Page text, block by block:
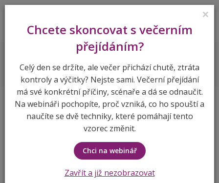
Lenka Vymlátilová
Recepty Slaný dýňový koláč
×
Chcete skoncovat s večerním
přejídáním?
Celý den se držíte, ale večer přichází chutě, ztráta
kontroly a výčitky? Nejste sami. Večerní přejídání
má své konkrétní příčiny, scénaře a dá se odnaučit.
Na webináři pochopíte, proč vzniká, co ho spouští a
naučíte se dvě techniky, které pomáhají tento
vzorec změnit.
Chci na webinář
Zavřít a již nezobrazovat